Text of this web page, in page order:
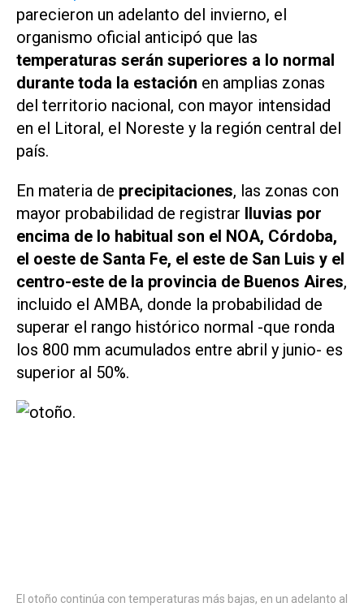
parecieron un adelanto del invierno, el
organismo oficial anticipó que las
temperaturas serán superiores a lo normal
durante toda la estación en amplias zonas
del territorio nacional, con mayor intensidad
en el Litoral, el Noreste y la región central del
país.
En materia de precipitaciones, las zonas con
mayor probabilidad de registrar lluvias por
encima de lo habitual son el NOA, Córdoba,
el oeste de Santa Fe, el este de San Luis y el
centro-este de la provincia de Buenos Aires,
incluido el AMBA, donde la probabilidad de
superar el rango histórico normal -que ronda
los 800 mm acumulados entre abril y junio- es
superior al 50%.
El otoño continúa con temperaturas más bajas, en un adelanto al